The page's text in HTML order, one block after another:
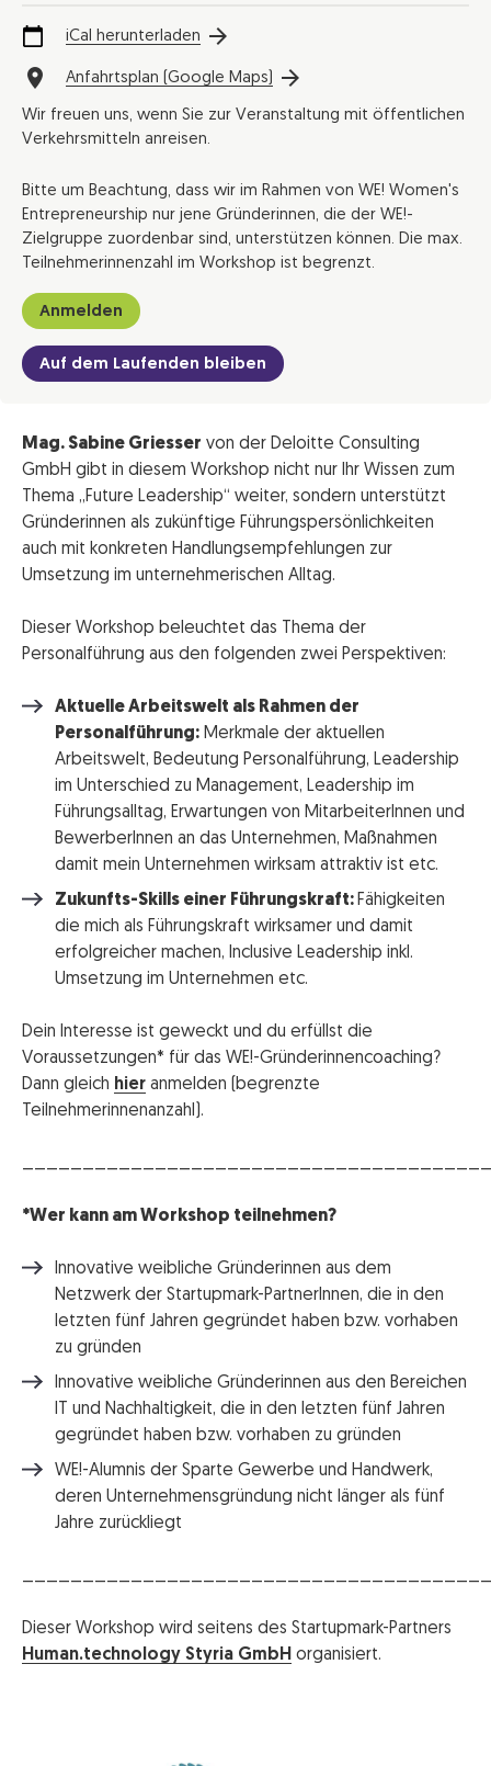
iCal herunterladen
Anfahrtsplan (Google Maps)
Wir freuen uns, wenn Sie zur Veranstaltung mit öffentlichen
Verkehrsmitteln anreisen.
Bitte um Beachtung, dass wir im Rahmen von WE! Women's
Entrepreneurship nur jene Gründerinnen, die der WE!-
Zielgruppe zuordenbar sind, unterstützen können. Die max.
Teilnehmerinnenzahl im Workshop ist begrenzt.
Anmelden
Auf dem Laufenden bleiben
Mag. Sabine Griesser von der Deloitte Consulting
GmbH gibt in diesem Workshop nicht nur Ihr Wissen zum
Thema „Future Leadership“ weiter, sondern unterstützt
Gründerinnen als zukünftige Führungspersönlichkeiten
auch mit konkreten Handlungsempfehlungen zur
Umsetzung im unternehmerischen Alltag.
Dieser Workshop beleuchtet das Thema der
Personalführung aus den folgenden zwei Perspektiven:
Aktuelle Arbeitswelt als Rahmen der
Personalführung: Merkmale der aktuellen
Arbeitswelt, Bedeutung Personalführung, Leadership
im Unterschied zu Management, Leadership im
Führungsalltag, Erwartungen von MitarbeiterInnen und
BewerberInnen an das Unternehmen, Maßnahmen
damit mein Unternehmen wirksam attraktiv ist etc.
Zukunfts-Skills einer Führungskraft:Fähigkeiten
die mich als Führungskraft wirksamer und damit
erfolgreicher machen, Inclusive Leadership inkl.
Umsetzung im Unternehmen etc.
Dein Interesse ist geweckt und du erfüllst die
Voraussetzungen* für das WE!-Gründerinnencoaching?
Dann gleich hier anmelden (begrenzte
Teilnehmerinnenanzahl).
*Wer kann am Workshop teilnehmen?
Innovative weibliche Gründerinnen aus dem
Netzwerk der Startupmark-PartnerInnen, die in den
letzten fünf Jahren gegründet haben bzw. vorhaben
zu gründen
Innovative weibliche Gründerinnen aus den Bereichen
IT und Nachhaltigkeit, die in den letzten fünf Jahren
gegründet haben bzw. vorhaben zu gründen
WE!-Alumnis der Sparte Gewerbe und Handwerk,
deren Unternehmensgründung nicht länger als fünf
Jahre zurückliegt
Dieser Workshop wird seitens des Startupmark-Partners
Human.technology Styria GmbH organisiert.